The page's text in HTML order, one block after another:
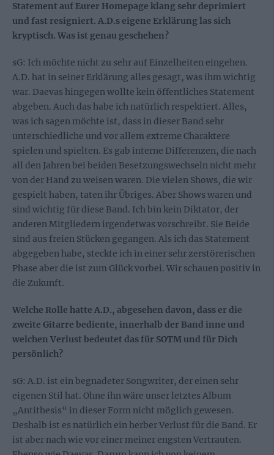
Statement auf Eurer Homepage klang sehr deprimiert
und fast resigniert. A.D.s eigene Erklärung las sich
kryptisch. Was ist genau geschehen?
sG: Ich möchte nicht zu sehr auf Einzelheiten eingehen.
A.D. hat in seiner Erklärung alles gesagt, was ihm wichtig
war. Daevas hingegen wollte kein öffentliches Statement
abgeben. Auch das habe ich natürlich respektiert. Alles,
was ich sagen möchte ist, dass in dieser Band sehr
unterschiedliche und vor allem extreme Charaktere
spielen und spielten. Es gab interne Differenzen, die nach
all den Jahren bei beiden Besetzungswechseln nicht mehr
von der Hand zu weisen waren. Die vielen Shows, die wir
gespielt haben, taten ihr Übriges. Aber Shows waren und
sind wichtig für diese Band. Ich bin kein Diktator, der
anderen Mitgliedern irgendetwas vorschreibt. Sie Beide
sind aus freien Stücken gegangen. Als ich das Statement
abgegeben habe, steckte ich in einer sehr zerstörerischen
Phase aber die ist zum Glück vorbei. Wir schauen positiv in
die Zukunft.
Welche Rolle hatte A.D., abgesehen davon, dass er die
zweite Gitarre bediente, innerhalb der Band inne und
welchen Verlust bedeutet das für SOTM und für Dich
persönlich?
sG: A.D. ist ein begnadeter Songwriter, der einen sehr
eigenen Stil hat. Ohne ihn wäre unser letztes Album
„Antithesis“ in dieser Form nicht möglich gewesen.
Deshalb ist es natürlich ein herber Verlust für die Band. Er
ist aber nach wie vor einer meiner engsten Vertrauten.